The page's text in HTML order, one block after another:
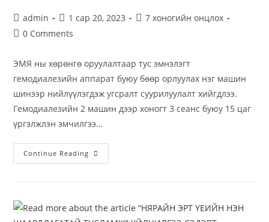
admin 1 сар 20, 2023
7 хоногийн онцлох
0 Comments
ЭМЯ ны хөрөнгө оруулалтаар тус эмнэлэгт
гемодиалезийн аппарат буюу бөөр орлуулах нэг машин
шинээр нийлүүлэгдэж угсралт суурилуулалт хийгдлээ.
Гемодиалезийн 2 машин дээр хоногт 3 сеанс буюу 15 цаг
үргэлжлэн эмчилгээ…
Continue Reading